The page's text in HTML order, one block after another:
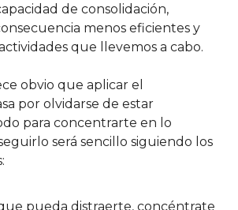
de consolidación,
menos eficientes y
que llevemos a cabo.
obvio que aplicar el
por olvidarse de estar
para concentrarte en lo
será sencillo siguiendo los
pueda distraerte, concéntrate